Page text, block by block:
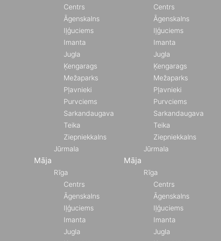
Centrs
Āgenskalns
Iļģuciems
Imanta
Jugla
Ķengarags
Mežaparks
Pļavnieki
Purvciems
Sarkandaugava
Teika
Ziepniekkalns
Jūrmala
Māja
Rīga
Centrs
Āgenskalns
Iļģuciems
Imanta
Jugla
Centrs
Āgenskalns
Iļģuciems
Imanta
Jugla
Ķengarags
Mežaparks
Pļavnieki
Purvciems
Sarkandaugava
Teika
Ziepniekkalns
Jūrmala
Māja
Rīga
Centrs
Āgenskalns
Iļģuciems
Imanta
Jugla